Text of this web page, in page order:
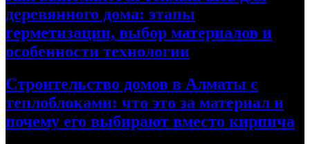
деревянного дома: этапы
герметизации, выбор материалов и
особенности технологии
Строительство домов в Алматы с
теплоблоками: что это за материал и
почему его выбирают вместо кирпича